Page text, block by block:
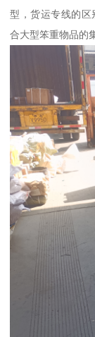
型，货运专线的
合大型笨重物品的